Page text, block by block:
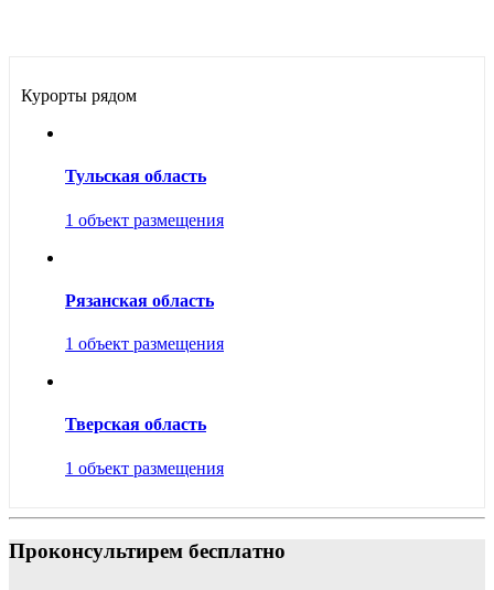
Курорты рядом
Тульская область
1 объект размещения
Рязанская область
1 объект размещения
Тверская область
1 объект размещения
Проконсультирем бесплатно